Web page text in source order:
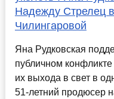
Надежду Стрелец
Чилингаровой
Яна Рудковская
публичном
их выхода в свет в
51-летний продюсер